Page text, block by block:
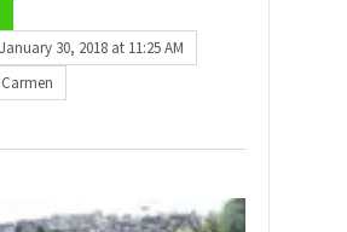
30, 2018 at 11:25 AM